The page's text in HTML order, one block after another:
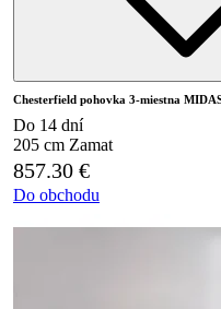
Chesterfield pohovka 3-miestna
Do 14 dní
205 cm Zamat
857.30 €
Do obchodu